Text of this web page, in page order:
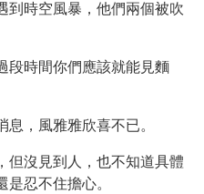
到時空風暴，他們兩個被吹
段時間你們應該就能見麵
，風雅雅欣喜不已。
但沒見到人，也不知道具體
忍不住擔心。